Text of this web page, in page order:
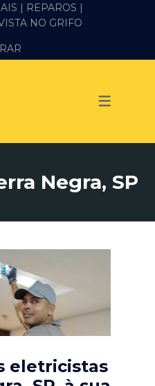
| REPAROS |
NO GRIFO
Negra, SP
eletricistas